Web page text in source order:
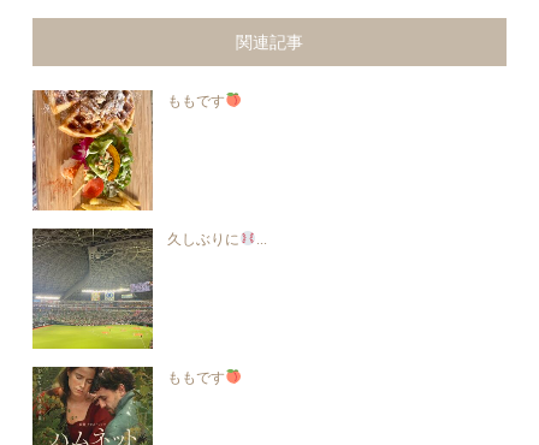
関連記事
ももです
久しぶりに ...
ももです